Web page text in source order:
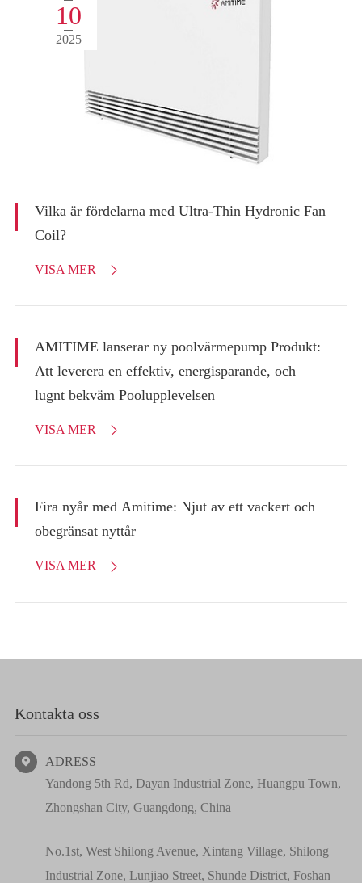
10
2025
Vilka är fördelarna med Ultra-Thin Hydronic Fan
Coil?
VISA MER 
AMITIME lanserar ny poolvärmepump Produkt:
Att leverera en effektiv, energisparande, och
lugnt bekväm Poolupplevelsen
VISA MER 
Fira nyår med Amitime: Njut av ett vackert och
obegränsat nyttår
VISA MER 
Kontakta oss

ADRESS
Yandong 5th Rd, Dayan Industrial Zone, Huangpu Town,
Zhongshan City, Guangdong, China
No.1st, West Shilong Avenue, Xintang Village, Shilong
Industrial Zone, Lunjiao Street, Shunde District, Foshan